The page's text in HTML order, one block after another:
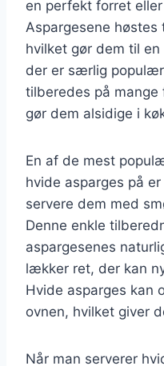
en perfekt forret
Aspargesene
hvilket gør dem til
der er særlig
tilberedes på mange
gør dem alsidige i
En af de mest
hvide asparges på
servere dem med
Denne enkle
aspargesenes
lækker ret, der kan
Hvide asparges kan
ovnen, hvilket giver
Når man serverer